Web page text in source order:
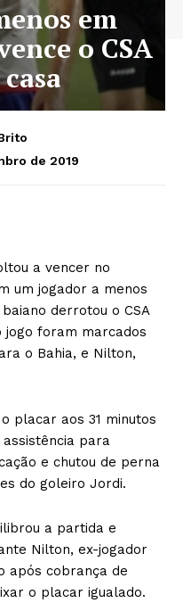
em
o CSA
de 2019
a vencer no
um jogador a menos
derrotou o CSA
jogo foram marcados
o Bahia, e Nilton,
placar aos 31 minutos
para
e chutou de perna
do goleiro Jordi.
a partida e
Nilton, ex-jogador
após cobrança de
o placar igualado.